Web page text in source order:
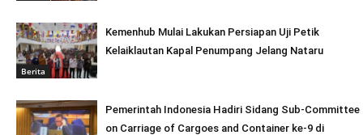
Berita
Kemenhub Mulai Lakukan Persiapan Uji Petik
Kelaiklautan Kapal Penumpang Jelang Nataru
Pemerintah Indonesia Hadiri Sidang Sub-Committee
on Carriage of Cargoes and Container ke-9 di